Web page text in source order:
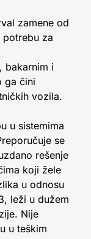
zamene od
za
bakarnim i
ga čini
vozila.
u sistemima
se
rešenje
koji žele
u odnosu
leži u dužem
Nije
u teškim